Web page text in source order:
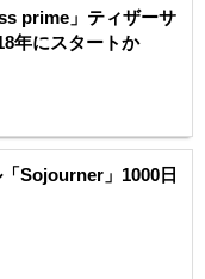
prime」ティザーサ
年にスタートか
Sojourner」1000日